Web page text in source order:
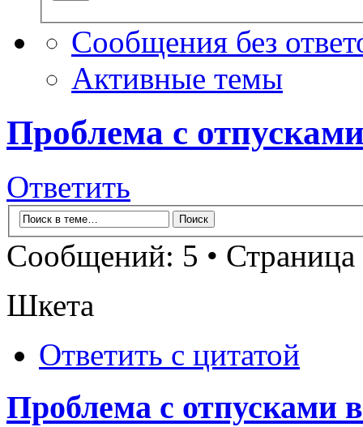
Сообщения без
Активные темы
Проблема с
Ответить
Сообщений: 5 • Страница
Шкета
Ответить с цитатой
Проблема с отпусками